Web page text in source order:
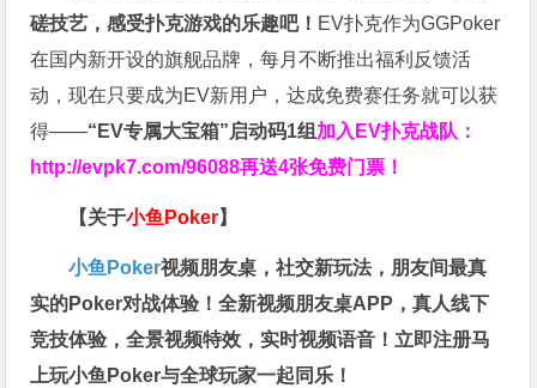
磋技艺，感受扑克游戏的乐趣吧！ EV扑克作为GGPoker
在国内新开设的旗舰品牌，每月不断推出福利反馈活
动，现在只要成为EV新用户，达成免费赛任务就可以获
得——“EV专属大宝箱”启动码1组加入EV扑克战队：
http://evpk7.com/96088再送4张免费门票！
【关于小鱼Poker】
小鱼Poker视频朋友桌，社交新玩法，朋友间最真
实的Poker对战体验！全新视频朋友桌APP，真人线下
竞技体验，全景视频特效，实时视频语音！立即注册马
上玩小鱼Poker与全球玩家一起同乐！